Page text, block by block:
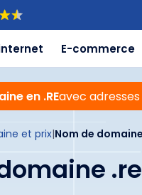
E-commerce
en .REavec
et prix|Nom de
.re